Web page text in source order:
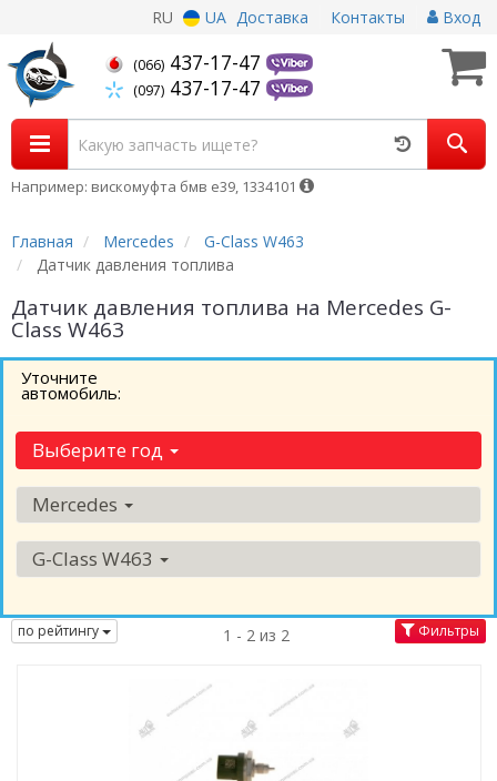
RU UA Доставка Контакты Вход
(066) 437-17-47
(097) 437-17-47
Например: вискомуфта бмв е39, 1334101
Главная Mercedes
G-Class W463
Датчик давления топлива
Датчик давления топлива на Mercedes G-
Class W463
Уточните
автомобиль:
Выберите год
Mercedes
G-Class W463
по рейтингу 1 - 2 из 2 Фильтры